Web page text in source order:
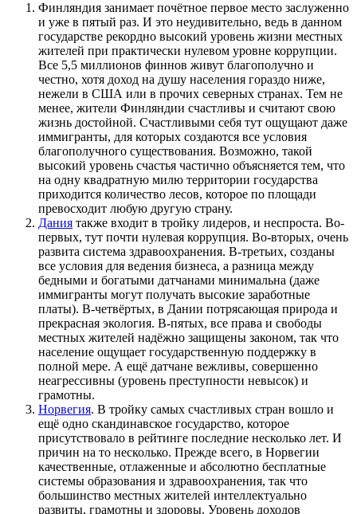
Финляндия занимает почётное первое место заслуженно
и уже в пятый раз. И это неудивительно, ведь в данном
государстве рекордно высокий уровень жизни местных
жителей при практически нулевом уровне коррупции.
Все 5,5 миллионов финнов живут благополучно и
честно, хотя доход на душу населения гораздо ниже,
нежели в США или в прочих северных странах. Тем не
менее, жители Финляндии счастливы и считают свою
жизнь достойной. Счастливыми себя тут ощущают даже
иммигранты, для которых создаются все условия
благополучного существования. Возможно, такой
высокий уровень счастья частично объясняется тем, что
на одну квадратную милю территории государства
приходится количество лесов, которое по площади
превосходит любую другую страну.
Дания также входит в тройку лидеров, и неспроста. Во-
первых, тут почти нулевая коррупция. Во-вторых, очень
развита система здравоохранения. В-третьих, созданы
все условия для ведения бизнеса, а разница между
бедными и богатыми датчанами минимальна (даже
иммигранты могут получать высокие заработные
платы). В-четвёртых, в Дании потрясающая природа и
прекрасная экология. В-пятых, все права и свободы
местных жителей надёжно защищены законом, так что
население ощущает государственную поддержку в
полной мере. А ещё датчане вежливы, совершенно
неагрессивны (уровень преступности невысок) и
грамотны.
Норвегия. В тройку самых счастливых стран вошло и
ещё одно скандинавское государство, которое
присутствовало в рейтинге последние несколько лет. И
причин на то несколько. Прежде всего, в Норвегии
качественные, отлаженные и абсолютно бесплатные
системы образования и здравоохранения, так что
большинство местных жителей интеллектуально
развиты, грамотны и здоровы. Уровень доходов